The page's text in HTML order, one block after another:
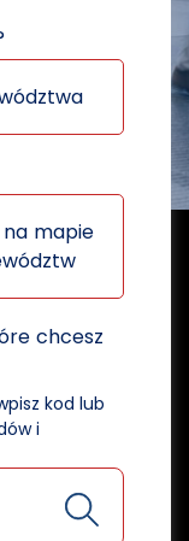
mapie
chcesz
kod lub
i